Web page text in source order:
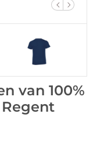
van 100%
Regent